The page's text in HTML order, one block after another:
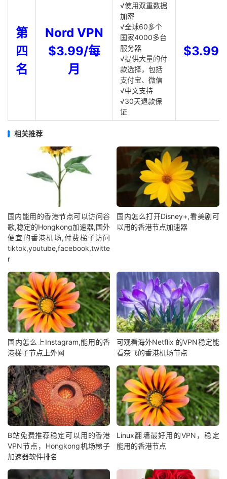
第
四
名
Nord VPN
$3.99/每
月
√使用双重数据
加密
√全球60多个
国家4000多台
服务器
√提供大量的付
款选择，包括
支付宝、微信
√中文支持
√30天退款保
证
$3.99
相关推荐
国内能用的香港节点可以访问谷
歌,稳定的Hongkong加速器,国外
便宜的香港机场,付费梯子访问
tiktok,youtube,facebook,twitte
r
国内怎么打开Disney+,看美剧可
以用的香港节点加速器
国内怎么上Instagram,能用的香
港梯子节点上外网
可观看海外Netflix 的VPN稳定能
看奈飞的香港机场节点
B站免费推荐稳定可以用的香港
VPN节点，Hongkong机场梯子
加速器软件排名
Linux翻墙最好用的VPN，稳定
能用的香港节点